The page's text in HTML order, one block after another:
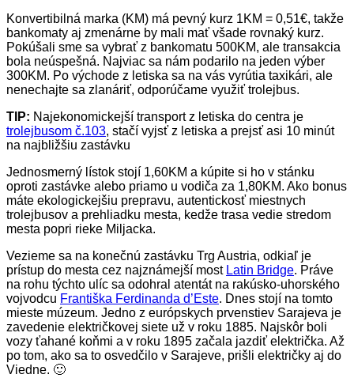
Konvertibilná marka (KM) má pevný kurz 1KM = 0,51€, takže
bankomaty aj zmenárne by mali mať všade rovnaký kurz.
Pokúšali sme sa vybrať z bankomatu 500KM, ale transakcia
bola neúspešná. Najviac sa nám podarilo na jeden výber
300KM. Po východe z letiska sa na vás vyrútia taxikári, ale
nenechajte sa zlanáriť, odporúčame využiť trolejbus.
TIP: Najekonomickejší transport z letiska do centra je
trolejbusom č.103, stačí vyjsť z letiska a prejsť asi 10 minút
na najbližšiu zastávku
Jednosmerný lístok stojí 1,60KM a kúpite si ho v stánku
oproti zastávke alebo priamo u vodiča za 1,80KM. Ako bonus
máte ekologickejšiu prepravu, autentickosť miestnych
trolejbusov a prehliadku mesta, kedže trasa vedie stredom
mesta popri rieke Miljacka.
Vezieme sa na konečnú zastávku Trg Austria, odkiaľ je
prístup do mesta cez najznámejší most Latin Bridge. Práve
na rohu týchto ulíc sa odohral atentát na rakúsko-uhorského
vojvodcu Františka Ferdinanda d’Este. Dnes stojí na tomto
mieste múzeum. Jedno z európskych prvenstiev Sarajeva je
zavedenie električkovej siete už v roku 1885. Najskôr boli
vozy ťahané koňmi a v roku 1895 začala jazdiť električka. Až
po tom, ako sa to osvedčilo v Sarajeve, prišli električky aj do
Viedne. 🙂